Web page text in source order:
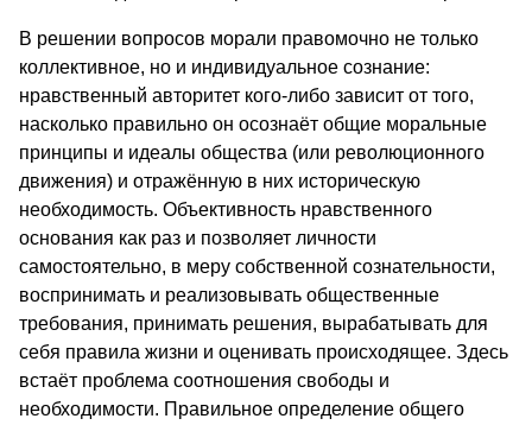
В решении вопросов морали правомочно не только
коллективное, но и индивидуальное сознание:
нравственный авторитет кого-либо зависит от того,
насколько правильно он осознаёт общие моральные
принципы и идеалы общества (или революционного
движения) и отражённую в них историческую
необходимость. Объективность нравственного
основания как раз и позволяет личности
самостоятельно, в меру собственной сознательности,
воспринимать и реализовывать общественные
требования, принимать решения, вырабатывать для
себя правила жизни и оценивать происходящее. Здесь
встаёт проблема соотношения свободы и
необходимости. Правильное определение общего